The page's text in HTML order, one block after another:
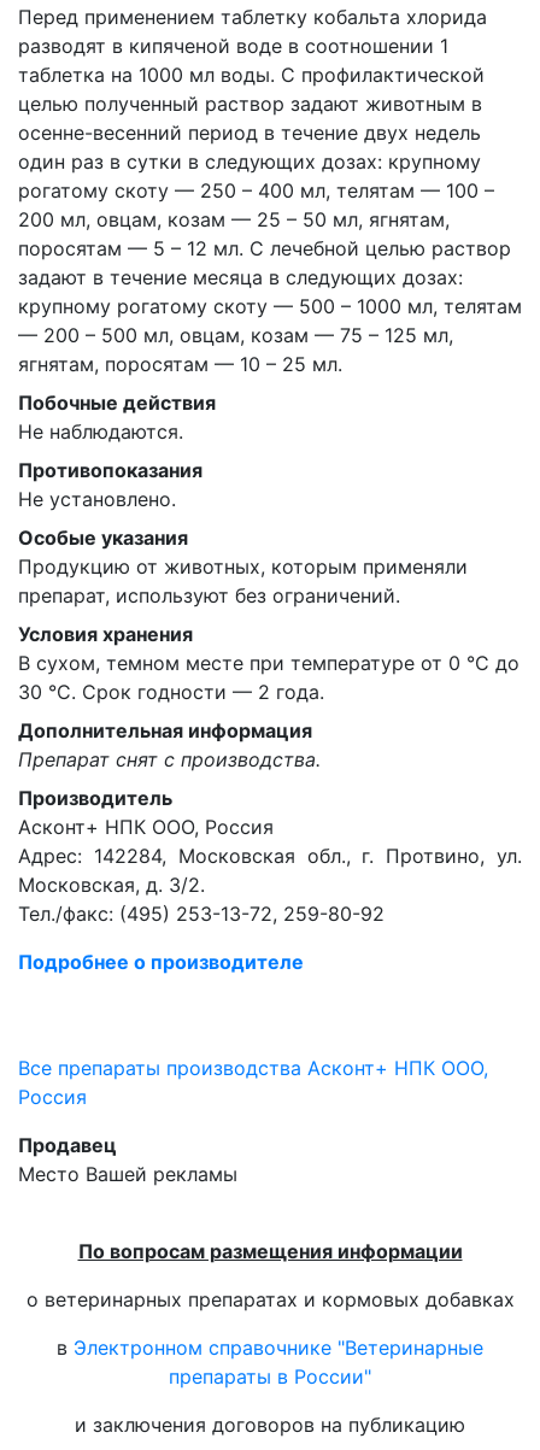
Перед применением таблетку кобальта хлорида
разводят в кипяченой воде в соотношении 1
таблетка на 1000 мл воды. С профилактической
целью полученный раствор задают животным в
осенне-весенний период в течение двух недель
один раз в сутки в следующих дозах: крупному
рогатому скоту — 250 – 400 мл, телятам — 100 –
200 мл, овцам, козам — 25 – 50 мл, ягнятам,
поросятам — 5 – 12 мл. С лечебной целью раствор
задают в течение месяца в следующих дозах:
крупному рогатому скоту — 500 – 1000 мл, телятам
— 200 – 500 мл, овцам, козам — 75 – 125 мл,
ягнятам, поросятам — 10 – 25 мл.
Побочные действия
Не наблюдаются.
Противопоказания
Не установлено.
Особые указания
Продукцию от животных, которым применяли
препарат, используют без ограничений.
Условия хранения
В сухом, темном месте при температуре от 0 °C до
30 °C. Срок годности — 2 года.
Дополнительная информация
Препарат снят с производства.
Производитель
Асконт+ НПК ООО, Россия
Адрес: 142284, Московская обл., г. Протвино, ул.
Московская, д. 3/2.
Тел./факс: (495) 253-13-72, 259-80-92
Подробнее о производителе
Все препараты производства Асконт+ НПК ООО,
Россия
Продавец
Место Вашей рекламы
По вопросам размещения информации
о ветеринарных препаратах и кормовых добавках
в Электронном справочнике "Ветеринарные
препараты в России"
и заключения договоров на публикацию